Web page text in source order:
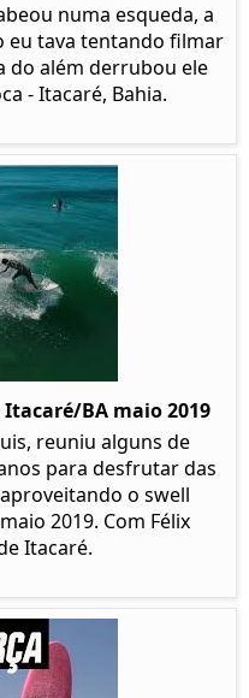
numa esqueda, a
eu tava tentando filmar
do além derrubou ele
- Itacaré, Bahia.
BA maio 2019
reuniu alguns de
para desfrutar das
o swell
2019. Com Félix
Itacaré.